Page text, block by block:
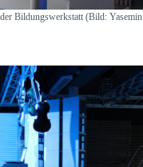
Bildungswerkstatt (Bild: Yasemin